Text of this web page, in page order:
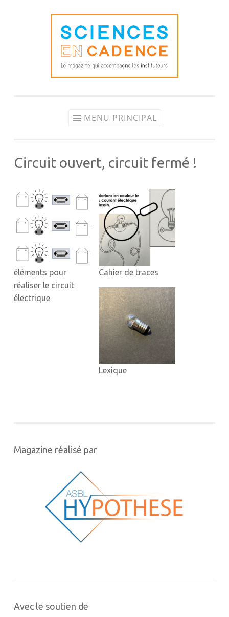
MENU PRINCIPAL
Circuit ouvert, circuit fermé !
éléments pour
réaliser le circuit
électrique
Cahier de traces
Lexique
Magazine réalisé par
Avec le soutien de